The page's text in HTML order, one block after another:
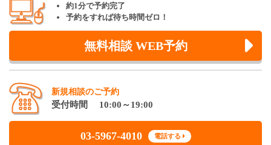
約1分で予約完了
予約をすれば待ち時間ゼロ！
無料相談 WEB予約
新規相談のご予約
受付時間 10:00～19:00
03-5967-4010 電話する